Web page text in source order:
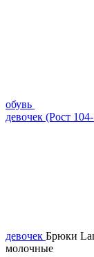
обувь
девочек (Рост
девочек Брюки
молочные